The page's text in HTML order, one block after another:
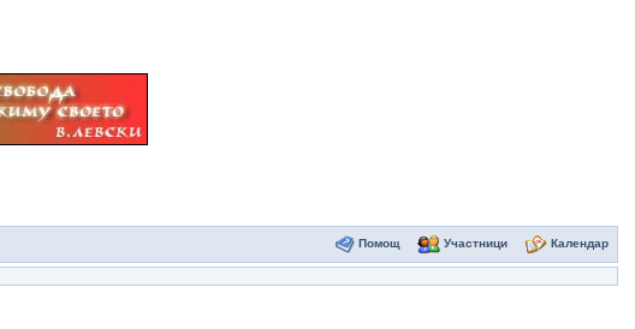
Помощ Участници Календар